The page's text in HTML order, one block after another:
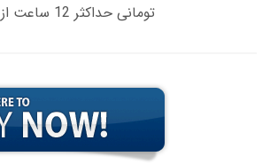
تومانی حداکثر 12 ساعت از طریق پیامک/ایمیل